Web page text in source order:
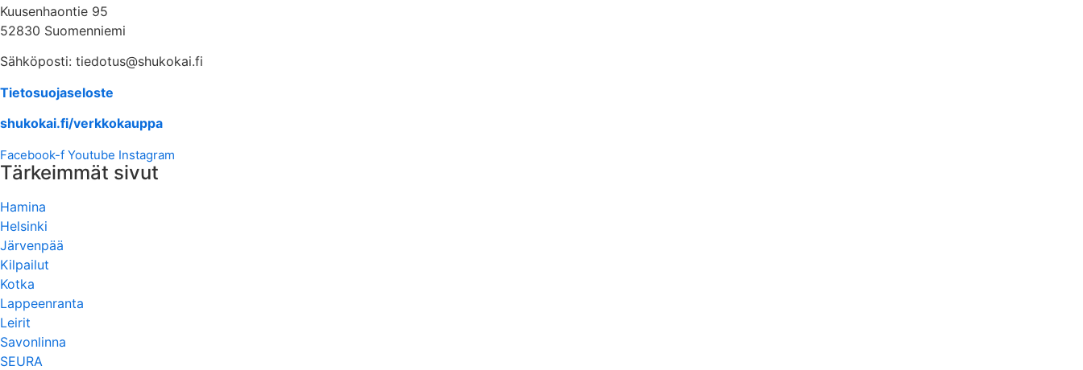
Kuusenhaontie 95
52830 Suomenniemi
Sähköposti: tiedotus@shukokai.fi
Tietosuojaseloste
shukokai.fi/verkkokauppa
Facebook-f Youtube Instagram
Tärkeimmät sivut
Hamina
Helsinki
Järvenpää
Kilpailut
Kotka
Lappeenranta
Leirit
Savonlinna
SEURA